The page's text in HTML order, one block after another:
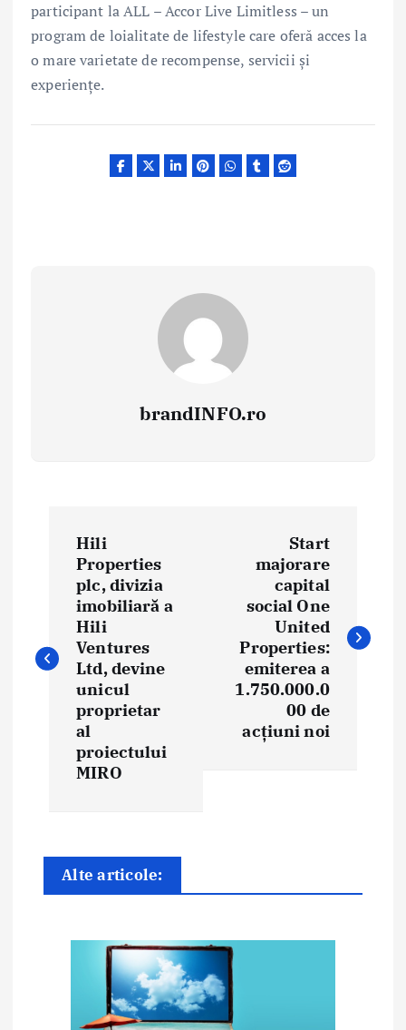
participant la ALL – Accor Live Limitless – un
program de loialitate de lifestyle care oferă acces la
o mare varietate de recompense, servicii și
experiențe.
brandINFO.ro
g
n
a
Hili
Properties
plc, divizia
imobiliară a
Hili
Ventures
Ltd, devine
unicul
proprietar
al
proiectului
MIRO
Start
majorare
capital
social One
United
Properties:
emiterea a
1.750.000.0
00 de
acțiuni noi
Alte articole: